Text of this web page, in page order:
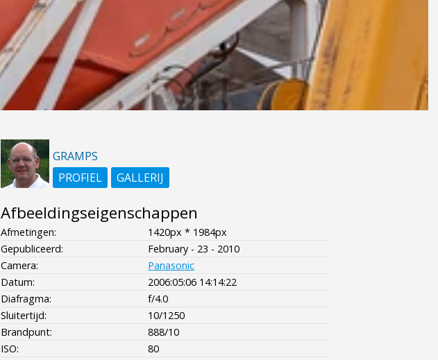
GRAMPS
PROFIEL
GALLERIJ
Afbeeldingseigenschappen
Afmetingen:
1420px * 1984px
Gepubliceerd:
February - 23 - 2010
Camera:
Panasonic
Datum:
2006:05:06 14:14:22
Diafragma:
f/4.0
Sluitertijd:
10/1250
Brandpunt:
888/10
ISO:
80